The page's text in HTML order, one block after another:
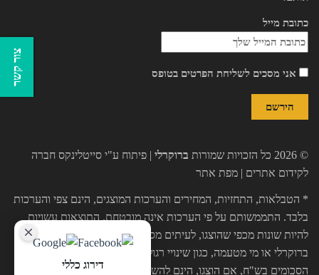
כתובת מייל
אני מסכים לשליחת הפרטים בטופס
© 2026 כל הזכויות שמורות ברוקרלי | פיתוח ע"י סייטלינקס חברה
לקידום אתרים | מפת אתר
* הטבלאות, התחזיות, המחירים והערכות המוצגים, הינם צפי והערכות
בלבד. התממשותם על פי הערכות אינה מובטחת. התוצאות עשויות
להיות שונות מכפי שהוצגו, לעיתים מסיבות שאינן תלויות בחברת
ברוקרלי או מי מטעמה, כגון שינויי רגולציה, נזקי מגיפות, כח עליון וכו'.
הסכומים בש"ח, אם הוצגו, הינם להשערה בלבד ותלויים בשער הדולר
דירוג כללי
צור קשר